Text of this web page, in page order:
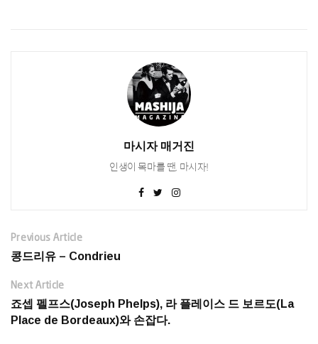
마시자 매거진
인생이 목마를 땐, 마시자!
Previous Article
콩드리유 – Condrieu
Next Article
죠셉 펠프스(Joseph Phelps), 라 플레이스 드 보르도(La
Place de Bordeaux)와 손잡다.